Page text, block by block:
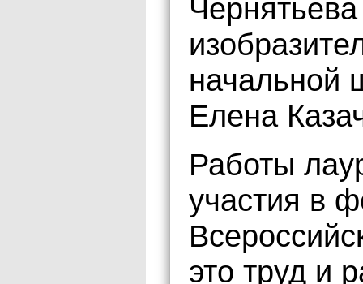
начальной
Елена
Работы
участия в
это труд и